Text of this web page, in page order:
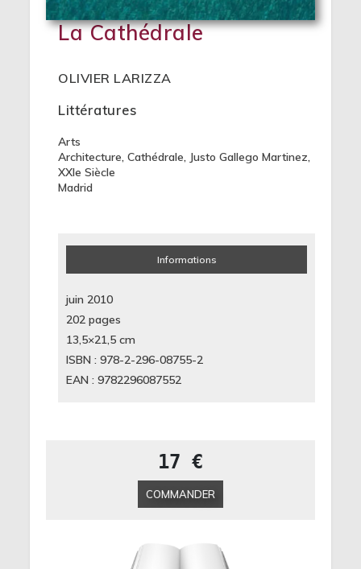
La Cathédrale
OLIVIER LARIZZA
Littératures
Arts
Architecture,Cathédrale, Justo Gallego Martinez,
XXIe Siècle
Madrid
Informations
juin 2010
202 pages
13,5×21,5 cm
ISBN : 978-2-296-08755-2
EAN : 9782296087552
17 €
COMMANDER